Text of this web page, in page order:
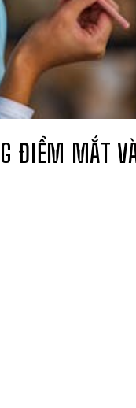
ĐIỂM MẮT